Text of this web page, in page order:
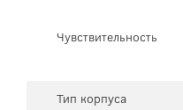
Чувствительность
Тип корпуса